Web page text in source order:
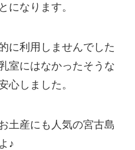
になります。
に利用しませんでした
室にはなかったそうな
心しました。
土産にも人気の宮古島
♪